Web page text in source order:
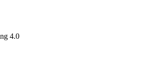
4.0